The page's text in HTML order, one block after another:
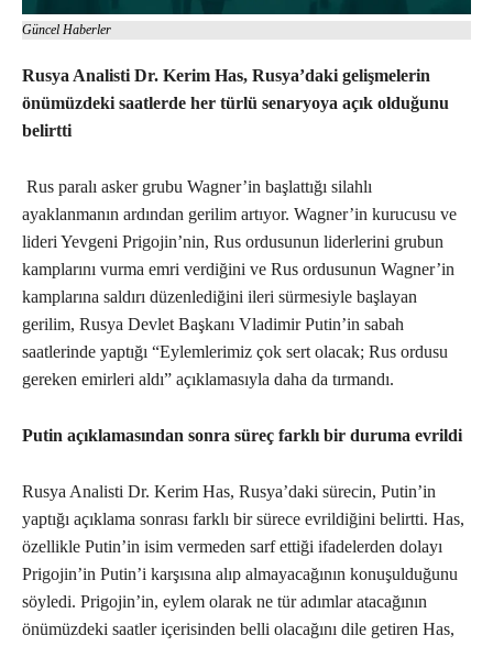
Güncel Haberler
Rusya Analisti Dr. Kerim Has, Rusya’daki gelişmelerin
önümüzdeki saatlerde her türlü senaryoya açık olduğunu
belirtti
Rus paralı asker grubu Wagner’in başlattığı silahlı
ayaklanmanın ardından gerilim artıyor. Wagner’in kurucusu ve
lideri Yevgeni Prigojin’nin, Rus ordusunun liderlerini grubun
kamplarını vurma emri verdiğini ve Rus ordusunun Wagner’in
kamplarına saldırı düzenlediğini ileri sürmesiyle başlayan
gerilim, Rusya Devlet Başkanı Vladimir Putin’in sabah
saatlerinde yaptığı “Eylemlerimiz çok sert olacak; Rus ordusu
gereken emirleri aldı” açıklamasıyla daha da tırmandı.
Putin açıklamasından sonra süreç farklı bir duruma evrildi
Rusya Analisti Dr. Kerim Has, Rusya’daki sürecin, Putin’in
yaptığı açıklama sonrası farklı bir sürece evrildiğini belirtti. Has,
özellikle Putin’in isim vermeden sarf ettiği ifadelerden dolayı
Prigojin’in Putin’i karşısına alıp almayacağının konuşulduğunu
söyledi. Prigojin’in, eylem olarak ne tür adımlar atacağının
önümüzdeki saatler içerisinden belli olacağını dile getiren Has,